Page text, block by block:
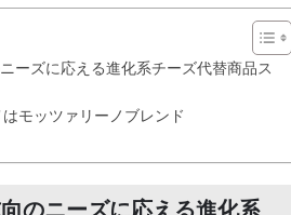
ーズに応える進化系チーズ代替商品ス
モッツァリーノブレンド
のニーズに応える進化系